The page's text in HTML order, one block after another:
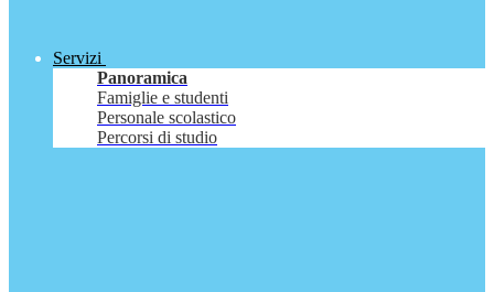
Servizi
Panoramica
Famiglie e studenti
Personale scolastico
Percorsi di studio